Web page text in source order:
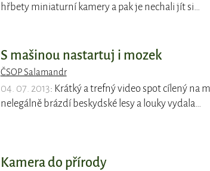
hřbety miniaturní kamery a pak je nechali jít si…
S mašinou nastartuj i mozek
ČSOP Salamandr
04. 07. 2013: Krátký a trefný video spot cílený na
nelegálně brázdí beskydské lesy a louky vydala…
Kamera do přírody